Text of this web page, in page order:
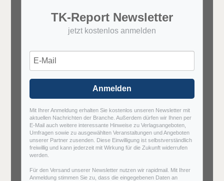
TK-Report Newsletter
jetzt kostenlos anmelden
Anmelden
Mit Ihrer Anmeldung erhalten Sie kostenlos unseren Newsletter mit
aktuellen Nachrichten der Branche. Außerdem dürfen wir Ihnen per
E-Mail auch weitere interessante Hinweise zu Verlagsangeboten,
Umfragen sowie zu ausgewählten Veranstaltungen und Angeboten
unserer Partner zusenden. Diese Einwilligung ist selbstverständlich
freiwillig und kann jederzeit mit Wirkung für die Zukunft widerrufen
werden.
Für den Versand unserer Newsletter nutzen wir rapidmail. Mit Ihrer
Anmeldung stimmen Sie zu, dass die eingegebenen Daten an